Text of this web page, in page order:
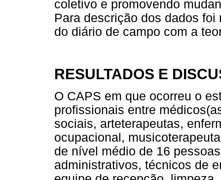
coletivo e promovendo
Para descrição dos dados
do diário de campo com a
RESULTADOS E
O CAPS em que ocorreu o
profissionais entre
sociais, arteterapeutas,
ocupacional,
de nível médio de 16
administrativos, técnicos de